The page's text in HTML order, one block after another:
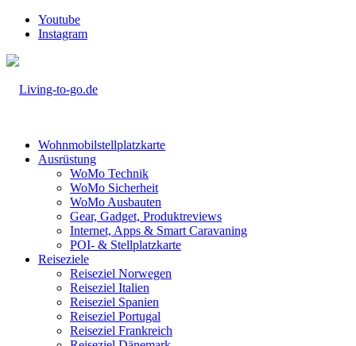
Youtube
Instagram
Wohnmobilstellplatzkarte
Ausrüstung
WoMo Technik
WoMo Sicherheit
WoMo Ausbauten
Gear, Gadget, Produktreviews
Internet, Apps & Smart Caravaning
POI- & Stellplatzkarte
Reiseziele
Reiseziel Norwegen
Reiseziel Italien
Reiseziel Spanien
Reiseziel Portugal
Reiseziel Frankreich